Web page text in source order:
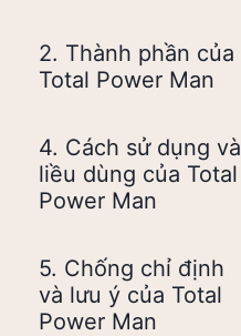
2. Thành phần của
Total Power Man
4. Cách sử dụng và
liều dùng của Total
Power Man
5. Chống chỉ định
và lưu ý của Total
Power Man